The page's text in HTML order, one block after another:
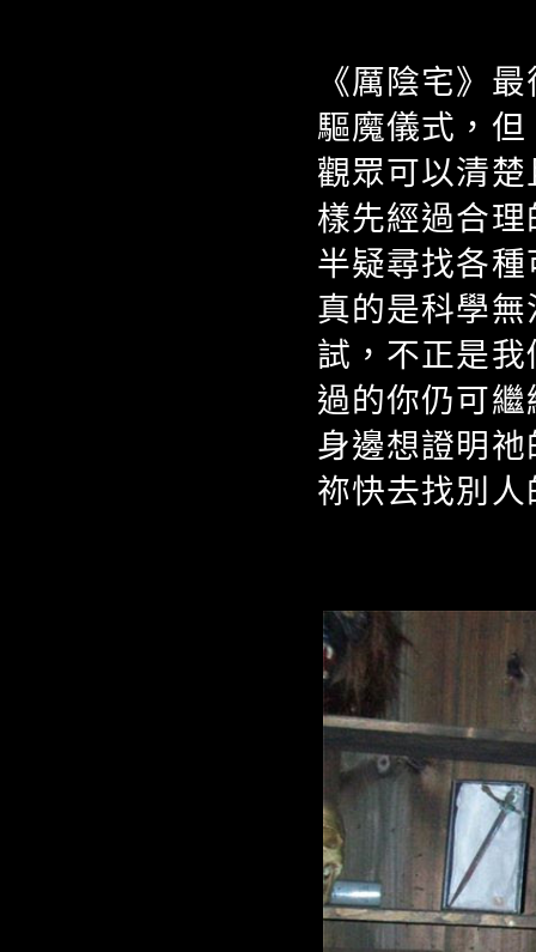
《厲陰宅》
驅魔儀式，
觀眾可以清
樣先經過合
半疑尋找各
真的是科學
試，不正是
過的你仍可
身邊想證明
祢快去找別